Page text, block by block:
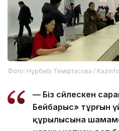
Фото: Нұрбибі Теміртасова /
— Біз сөйлескен
Бейбарыс» тұрғын
құрылысына